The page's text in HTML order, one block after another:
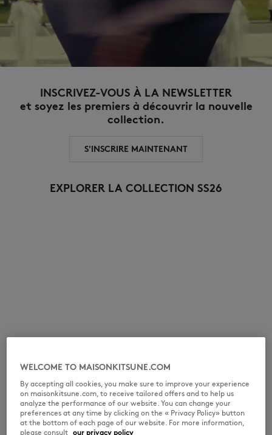
INSCRIVEZ-VOUS À LA NEWSLETTER
et soyez les premiers à découvrir la nouvelle
collection.
S'INSCRIRE MAINTENANT
EXPLORER LA COLLECTION SS26
WELCOME TO MAISONKITSUNE.COM
By accepting all cookies, you make sure to improve your experience
on maisonkitsune.com, to receive tailored offers and to help us
analyze the performance of our website. You can change your
preferences at any time by clicking on the « Privacy Policy» button
at the bottom of each page of our website. For more information,
please consult our privacy policy